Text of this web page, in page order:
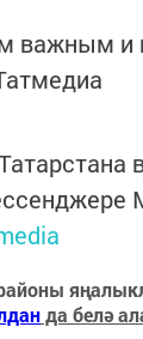
важным и
да белә